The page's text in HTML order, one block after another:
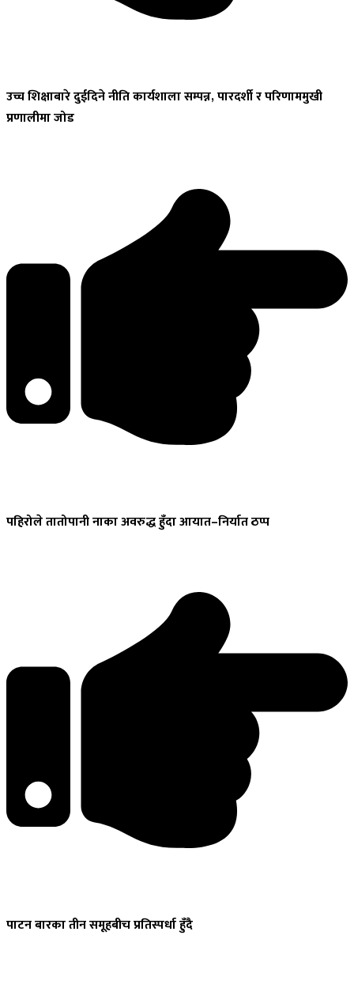
उच्चशिक्षाबारे दुईदिने नीति कार्यशाला सम्पन्न, पारदर्शी र परिणाममुखी
प्रणालीमा जोड
पहिरोलेतातोपानी नाका अवरुद्ध हुँदा आयात–निर्यात ठप्प
पाटनबारका तीन समूहबीच प्रतिस्पर्धा हुँदै